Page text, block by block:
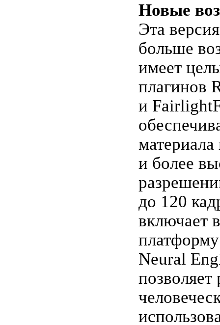
Новые
Эта
больше
имеет
плагинов
и
и более
до 120
включает
Neural
позволяет